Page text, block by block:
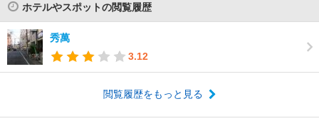
ホテルやスポットの閲覧履歴
秀萬
3.12
閲覧履歴をもっと見る